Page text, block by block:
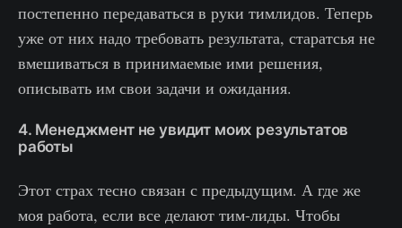
постепенно передаваться в руки тимлидов. Теперь
уже от них надо требовать результата, старатсья не
вмешиваться в принимаемые ими решения,
описывать им свои задачи и ожидания.
4. Менеджмент не увидит моих результатов
работы
Этот страх тесно связан с предыдущим. А где же
моя работа, если все делают тим-лиды. Чтобы